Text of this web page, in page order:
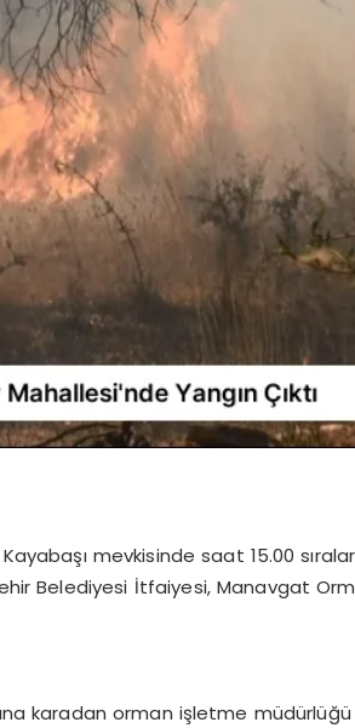
mevkisinde saat 15.00
Belediyesi İtfaiyesi, Manavgat
karadan orman işletme